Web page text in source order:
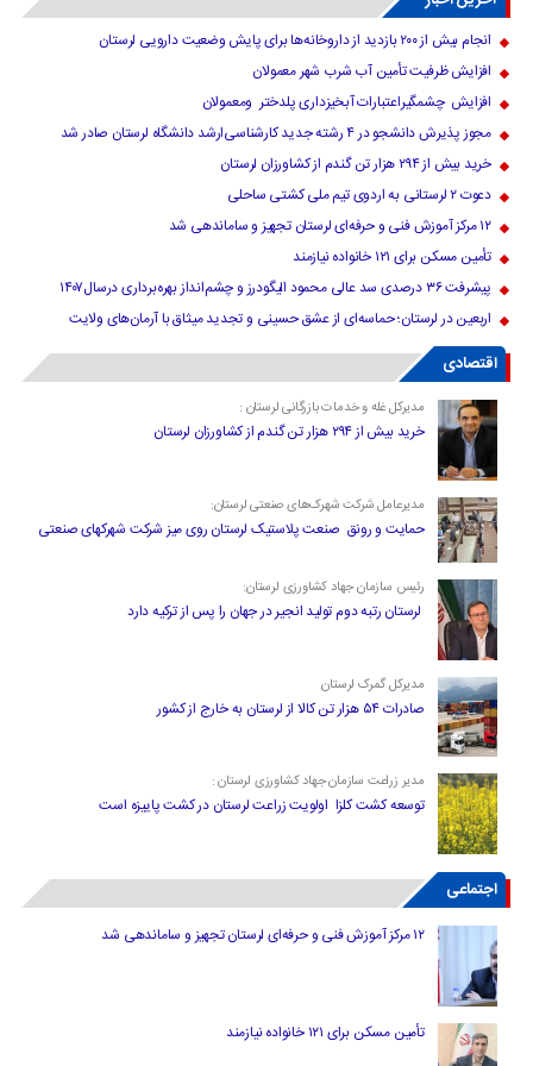
انجام بیش از ۲۰۰ بازدید از داروخانه‌ها برای پایش وضعیت دارویی لرستان
افزایش ظرفیت تأمین آب شرب شهر معمولان
افزایش چشمگیراعتبارات آبخیزداری پلدختر ومعمولان
مجوز پذیرش دانشجو در ۴ رشته جدید کارشناسی‌ارشد دانشگاه لرستان صادر شد
خرید بیش از ۲۹۴ هزار تن گندم از کشاورزان لرستان
دعوت ۲ لرستانی به اردوی تیم ملی کشتی ساحلی
۱۲ مرکز آموزش فنی و حرفه‌ای لرستان تجهیز و ساماندهی شد
تأمین مسکن برای ۱۲۱ خانواده نیازمند
پیشرفت ۳۶ درصدی سد عالی محمود الیگودرز و چشم‌انداز بهره‌برداری درسال۱۴۰۷
اربعین در لرستان؛ حماسه‌ای از عشق حسینی و تجدید میثاق با آرمان‌های ولایت
اقتصادی
مدیرکل غله و خدمات بازرگانی لرستان :
خرید بیش از ۲۹۴ هزار تن گندم از کشاورزان لرستان
مدیرعامل شرکت شهرک‌های صنعتی لرستان:
حمایت و رونق صنعت پلاستیک لرستان روی میز شرکت شهرکهای صنعتی
رئیس سازمان جهاد کشاورزی لرستان:
لرستان رتبه دوم تولید انجیر در جهان را پس از ترکیه دارد
مدیرکل گمرک لرستان
صادرات ۵۴ هزار تن کالا از لرستان به خارج از کشور
مدیر زراعت سازمان جهاد کشاورزی لرستان :
توسعه کشت کلزا اولویت زراعت لرستان در کشت پاییزه است
اجتماعی
۱۲ مرکز آموزش فنی و حرفه‌ای لرستان تجهیز و ساماندهی شد
تأمین مسکن برای ۱۲۱ خانواده نیازمند